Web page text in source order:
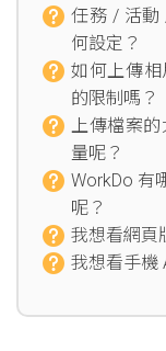
任務 / 活動
何設定？
如何上傳
的限制嗎？
上傳檔案
量呢？
WorkDo 有
呢？
我想看網頁
我想看手機